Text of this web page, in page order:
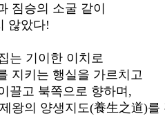
짐승의 소굴 같이
않았다!
는 기이한 이치로
지키는 행실을 가르치고
끌고 북쪽으로 향하며,
왕의 양생지도(養生之道)를